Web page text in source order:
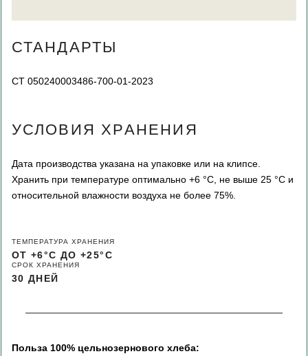
СТАНДАРТЫ
СТ 050240003486-700-01-2023
УСЛОВИЯ ХРАНЕНИЯ
Дата производства указана на упаковке или на клипсе.
Хранить при температуре оптимально +6 °С, не выше 25 °C и
относительной влажности воздуха не более 75%.
ТЕМПЕРАТУРА ХРАНЕНИЯ
ОТ +6°С ДО +25°С
СРОК ХРАНЕНИЯ
30 ДНЕЙ
Польза 100% цельнозернового хлеба: